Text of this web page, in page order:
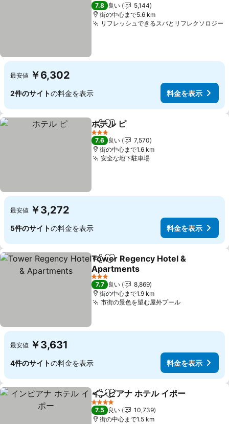
7.8 良い
5,144
街の中心まで5.6 km
リフレッシュできるスパとリフレクソロジー
最安値 ￥6,302
2件のサイトの料金を表示 料金を表示
シェアお気に入りに追加
ホテル ピ
3 ホテルのランク
7.6 良い
7,570
街の中心まで1.6 km
安全な地下駐車場料金を表示
最安値 ￥3,272
5件のサイトの料金を表示 料金を表示
シェアお気に入りに追加
Tower Regency Hotel &
Apartments
料金を表示
3 ホテルのランク
7.7 良い
8,869
街の中心まで1.9 km
市街の景色を望む屋外プール料金を表示
最安値 ￥3,631
4件のサイトの料金を表示 料金を表示
シェアお気に入りに追加
インピアナ ホテル イポー
4 ホテルのランク
7.5 良い
10,739
街の中心まで1.5 km